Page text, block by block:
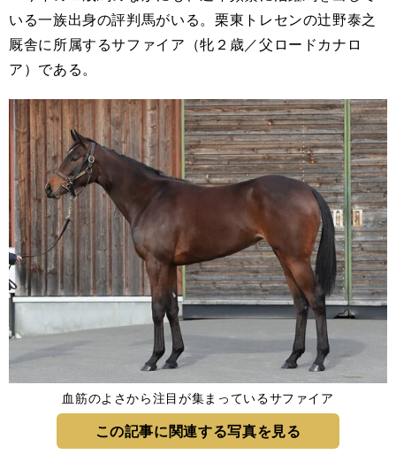
いる一族出身の評判馬がいる。栗東トレセンの辻野泰之
厩舎に所属するサファイア（牝２歳／父ロードカナロ
ア）である。
血筋のよさから注目が集まっているサファイア
この記事に関連する写真を見る